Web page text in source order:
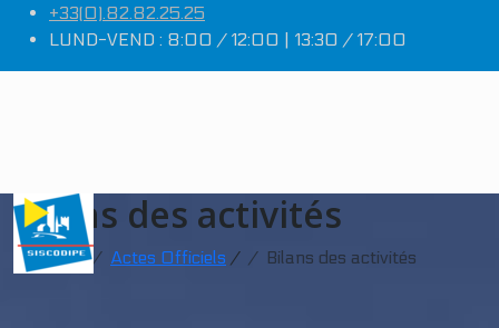
+33(0).82.82.25.25
LUND-VEND : 8:00 / 12:00 | 13:30 / 17:00
Bilans des activités
Accueil/ Actes Officiels / Bilans des activités